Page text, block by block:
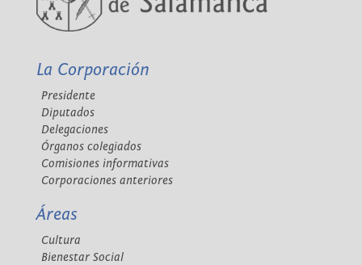
La Corporación
Presidente
Diputados
Delegaciones
Órganos colegiados
Comisiones informativas
Corporaciones anteriores
Áreas
Cultura
Bienestar Social